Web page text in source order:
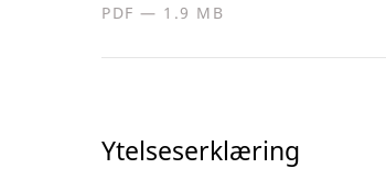
PDF — 1.9 MB
Ytelseserklæring